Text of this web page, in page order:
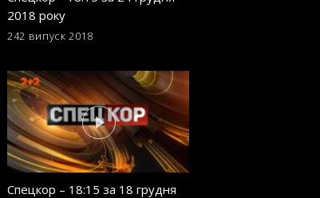
2018 року
242 випуск 2018
Спецкор – 18:15 за 18 грудня